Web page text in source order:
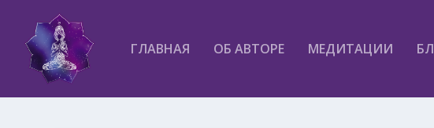
ГЛАВНАЯ ОБ АВТОРЕ МЕДИТАЦИИ